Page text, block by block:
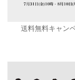
送料無料キャン